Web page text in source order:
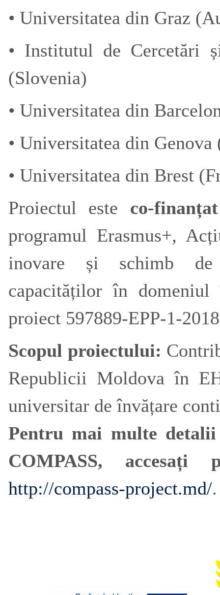
• Universitatea din Graz
• Institutul de Cercetări
(Slovenia)
• Universitatea din
• Universitatea din
• Universitatea din Brest
Proiectul este co-
programul Erasmus+,
inovare și schimb de
capacităților în domeniul
proiect 597889-EPP-1-
Scopul proiectului:
Republicii Moldova în
universitar de învățare
Pentru mai multe
COMPASS,
http://compass-project.md/.